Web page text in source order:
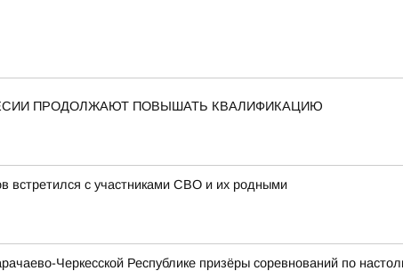
ПРОДОЛЖАЮТ ПОВЫШАТЬ КВАЛИФИКАЦИЮ
встретился с участниками СВО и их родными
Черкесской Республике призёры соревнований по